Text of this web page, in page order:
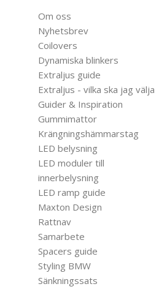
Om oss
Nyhetsbrev
Coilovers
Dynamiska blinkers
Extraljus guide
Extraljus - vilka ska jag välja
Guider & Inspiration
Gummimattor
Krängningshämmarstag
LED belysning
LED moduler till
innerbelysning
LED ramp guide
Maxton Design
Rattnav
Samarbete
Spacers guide
Styling BMW
Sänkningssats